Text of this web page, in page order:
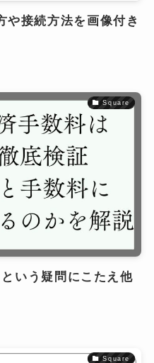
や接続方法を画像付き
Square
いう疑問にこたえ他
Square